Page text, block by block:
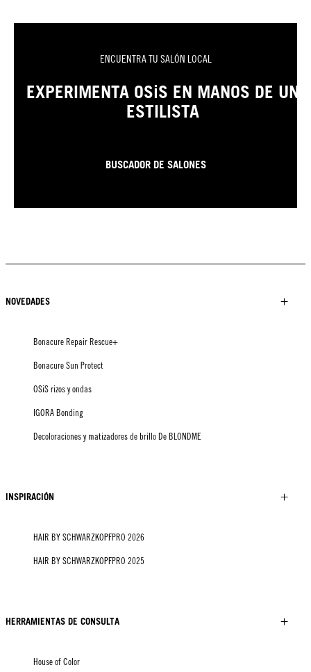
ENCUENTRA TU SALÓN LOCAL
EXPERIMENTA OSiS EN MANOS DE UN
ESTILISTA
BUSCADOR DE SALONES
NOVEDADES
Bonacure Repair Rescue+
Bonacure Sun Protect
OSiS rizos y ondas
IGORA Bonding
Decoloraciones y matizadores de brillo De BLONDME
INSPIRACIÓN
HAIR BY SCHWARZKOPFPRO 2026
HAIR BY SCHWARZKOPFPRO 2025
HERRAMIENTAS DE CONSULTA
House of Color